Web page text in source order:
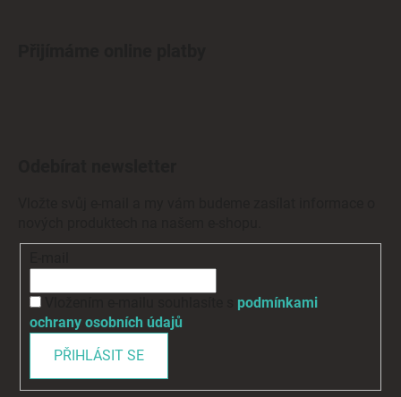
podmínkami
ochrany osobních údajů
PŘIHLÁSIT SE